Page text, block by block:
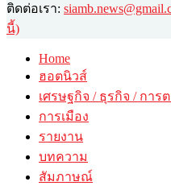
ติดต่อเรา:
นี้)
Home
ฮอตนิวส์
เศรษฐกิจ / ธุรกิจ / การ
การเมือง
รายงาน
บทความ
สัมภาษณ์